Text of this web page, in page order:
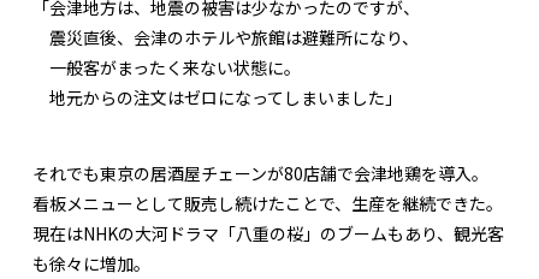
「会津地方は、地震の被害は少なかったのですが、
震災直後、会津のホテルや旅館は避難所になり、
一般客がまったく来ない状態に。
地元からの注文はゼロになってしまいました」
それでも東京の居酒屋チェーンが80店舗で会津地鶏を導入。
看板メニューとして販売し続けたことで、生産を継続できた。
現在はNHKの大河ドラマ「八重の桜」のブームもあり、観光客
も徐々に増加。